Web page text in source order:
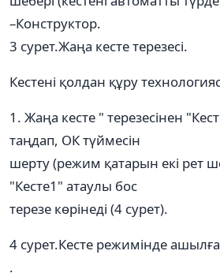
–Конструктор.
3 сурет.Жаңа кесте терезесі.
Кестені қолдан құру
1. Жаңа кесте " терезесінен
таңдап, ОК түймесін
шерту (режим қатарын екі рет
"Кесте1" атаулы бос
терезе көрінеді (4 сурет).
4 сурет.Кесте режимінде
.